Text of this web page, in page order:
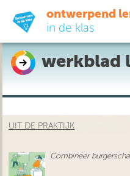
ontwerpend
in de klas
ready-to-go
do-it-yourself
uit de praktijk
werkblad
UIT DE PRAKTIJK
Combineer